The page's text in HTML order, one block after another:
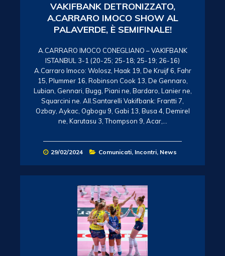
VAKIFBANK DETRONIZZATO,
A.CARRARO IMOCO SHOW AL
PALAVERDE, È SEMIFINALE!
A.CARRARO IMOCO CONEGLIANO – VAKIFBANK
ISTANBUL 3-1 (20-25; 25-18; 25-19; 26-16)
A.Carraro Imoco: Wolosz, Haak 19, De Kruijf 6, Fahr
15, Plummer 16, Robinson Cook 13, De Gennaro,
Lubian, Gennari, Bugg, Piani ne, Bardaro, Lanier ne,
Squarcini ne. All.Santarelli Vakifbank: Frantti 7,
Ozbay, Aykac, Ogbogu 9, Gabi 13, Busa 4, Demirel
ne, Karutasu 3, Thompson 9, Acar,…
29/02/2024 Comunicati, Incontri, News